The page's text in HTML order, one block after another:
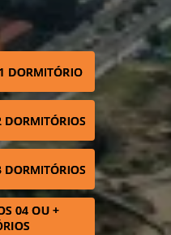
DORMITÓRIO
DORMITÓRIOS
DORMITÓRIOS
04 OU +